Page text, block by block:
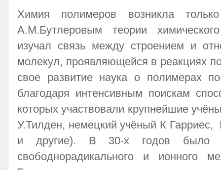
Химия полимеров возникла
А.М.Бутлеровым теории
изучал связь между строением и
молекул, проявляющейся в реакциях
свое развитие наука о полимерах
благодаря интенсивным поискам
которых участвовали крупнейшие
У.Тилден, немецкий учёный К
и другие). В 30-х годов было
свободнорадикального и ионного